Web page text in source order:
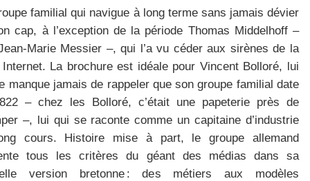
familial qui navigue à long terme sans jamais dévier
cap, à l’exception de la période Thomas Middelhoff –
Marie Messier –, qui l’a vu céder aux sirènes de la
La brochure est idéale pour Vincent Bolloré, lui
manque jamais de rappeler que son groupe familial date
– chez les Bolloré, c’était une papeterie près de
–, lui qui se raconte comme un capitaine d’industrie
cours. Histoire mise à part, le groupe allemand
tous les critères du géant des médias dans sa
version bretonne : des métiers aux modèles